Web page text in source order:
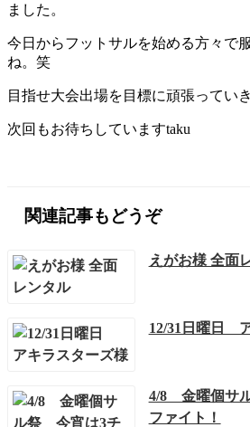
ました。
今日からフットサルを始める方々で
ね。笑
目指せ大会出場を目標に頑張ってい
次回もお待ちしていますtaku
関連記事もどうぞ
えがお様 全面
12/31日曜日
4/8 金曜個サ
ファイト！